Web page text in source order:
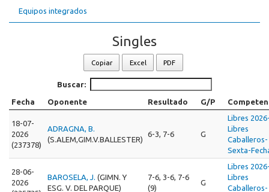
Equipos integrados
Singles
Copiar Excel PDF
Buscar:
Fecha Oponente Resultado G/P
18-07-
2026
(237378)
ADRAGNA, B.
(S.ALEM,GIM.V.BALLESTER)
6-3, 7-6 G
Libres
Libres
Caballeros-
Sexta-
28-06-
2026
BAROSELA, J. (GIMN. Y
ESG. V. DEL PARQUE)
7-6, 3-6, 7-6
(9)
G
Libres
Libres
Caballeros-